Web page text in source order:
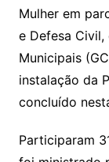
Mulher em
e Defesa
Municipais
instalação da
concluído
Participaram